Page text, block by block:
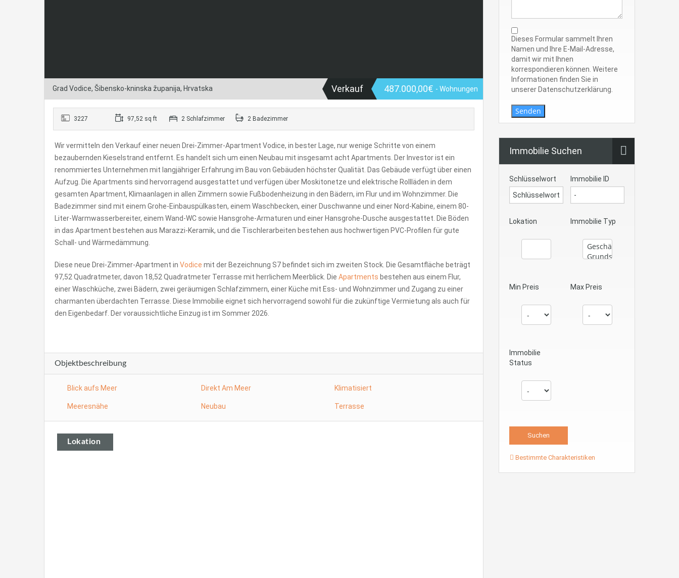
Grad Vodice, Šibensko-kninska županija, Hrvatska Verkauf 487.000,00€ - Wohnungen
3227 97,52 sq ft 2 Schlafzimmer 2 Badezimmer
Wir vermitteln den Verkauf einer neuen Drei-Zimmer-Apartment Vodice, in bester Lage, nur wenige Schritte von einem
bezaubernden Kieselstrand entfernt. Es handelt sich um einen Neubau mit insgesamt acht Apartments. Der Investor ist ein
renommiertes Unternehmen mit langjähriger Erfahrung im Bau von Gebäuden höchster Qualität. Das Gebäude verfügt über einen
Aufzug. Die Apartments sind hervorragend ausgestattet und verfügen über Moskitonetze und elektrische Rollläden in dem
gesamten Apartment, Klimaanlagen in allen Zimmern sowie Fußbodenheizung in den Bädern, im Flur und im Wohnzimmer. Die
Badezimmer sind mit einem Grohe-Einbauspülkasten, einem Waschbecken, einer Duschwanne und einer Nord-Kabine, einem 80-
Liter-Warmwasserbereiter, einem Wand-WC sowie Hansgrohe-Armaturen und einer Hansgrohe-Dusche ausgestattet. Die Böden
in das Apartment bestehen aus Marazzi-Keramik, und die Tischlerarbeiten bestehen aus hochwertigen PVC-Profilen für gute
Schall- und Wärmedämmung.
Diese neue Drei-Zimmer-Apartment in Vodice mit der Bezeichnung S7 befindet sich im zweiten Stock. Die Gesamtfläche beträgt
97,52 Quadratmeter, davon 18,52 Quadratmeter Terrasse mit herrlichem Meerblick. Die Apartments bestehen aus einem Flur,
einer Waschküche, zwei Bädern, zwei geräumigen Schlafzimmern, einer Küche mit Ess- und Wohnzimmer und Zugang zu einer
charmanten überdachten Terrasse. Diese Immobilie eignet sich hervorragend sowohl für die zukünftige Vermietung als auch für
den Eigenbedarf. Der voraussichtliche Einzug ist im Sommer 2026.
Objektbeschreibung
Blick aufs Meer Direkt Am Meer Klimatisiert
Meeresnähe Neubau Terrasse
Lokation
Dieses Formular sammelt Ihren
Namen und Ihre E-Mail-Adresse,
damit wir mit Ihnen
korrespondieren können. Weitere
Informationen finden Sie in
unserer Datenschutzerklärung.
Senden
Immobilie Suchen
Schlüsselwort Immobilie ID
Lokation Immobilie Typ
Min Preis Max Preis
Immobilie
Status
Bestimmte Charakteristiken